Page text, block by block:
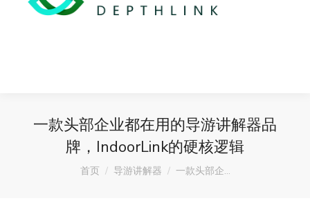
一款头部企业都在用的导游讲解器品
牌，IndoorLink的硬核逻辑
您在这里：
首页 导游讲解器 一款头部企…